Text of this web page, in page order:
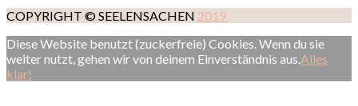
COPYRIGHT © SEELENSACHEN 2019
Diese Website benutzt (zuckerfreie) Cookies. Wenn du sie
weiter nutzt, gehen wir von deinem Einverständnis aus. Alles
klar!